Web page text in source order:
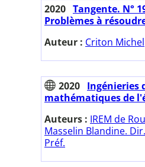
2020 Tangente. N°
Problèmes à
Auteur : Criton Michel
2020 Ingénieries
mathématiques de
Auteurs : IREM de
Masselin Blandine. Dir.
Préf.